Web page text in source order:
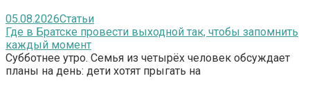
05.08.2026Статьи
Где в Братске провести выходной так, чтобы запомнить
каждый момент
Субботнее утро. Семья из четырёх человек обсуждает
планы на день: дети хотят прыгать на